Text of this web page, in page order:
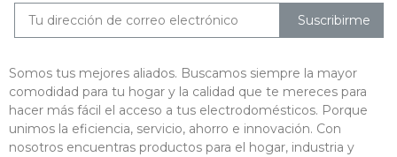
Suscribirme
Somos tus mejores aliados. Buscamos siempre la mayor
comodidad para tu hogar y la calidad que te mereces para
hacer más fácil el acceso a tus electrodomésticos. Porque
unimos la eficiencia, servicio, ahorro e innovación. Con
nosotros encuentras productos para el hogar, industria y